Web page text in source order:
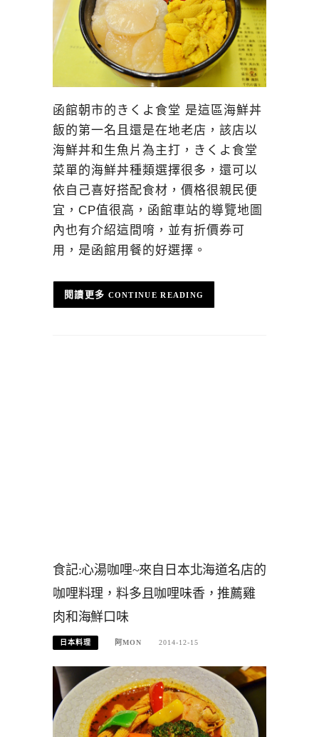
函館朝市的きくよ食堂 是這區海鮮丼
飯的第一名且還是在地老店，該店以
海鮮丼和生魚片為主打，きくよ食堂
菜單的海鮮丼種類選擇很多，還可以
依自己喜好搭配食材，價格很親民便
宜，CP值很高，函館車站的導覽地圖
內也有介紹這間唷，並有折價券可
用，是函館用餐的好選擇。
CONTINUE READING
食記:心湯咖哩~來自日本北海道名店的
咖哩料理，料多且咖哩味香，推薦雞
肉和海鮮口味
日本料理 阿MON 2014-12-15